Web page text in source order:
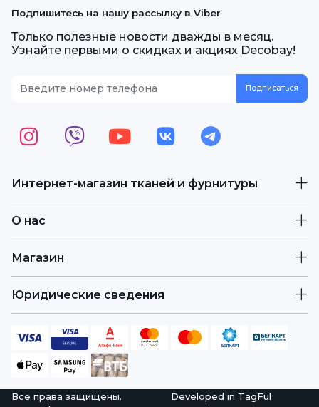
Интернет-магазин тканей и фурнитуры
О нас
Магазин
Юридические сведения
Подпишитесь на нашу рассылку в Viber
Только полезные новости дважды в месяц.
Узнайте первыми о скидках и акциях Decobay!
Все права защищены.
Developed in TagFul